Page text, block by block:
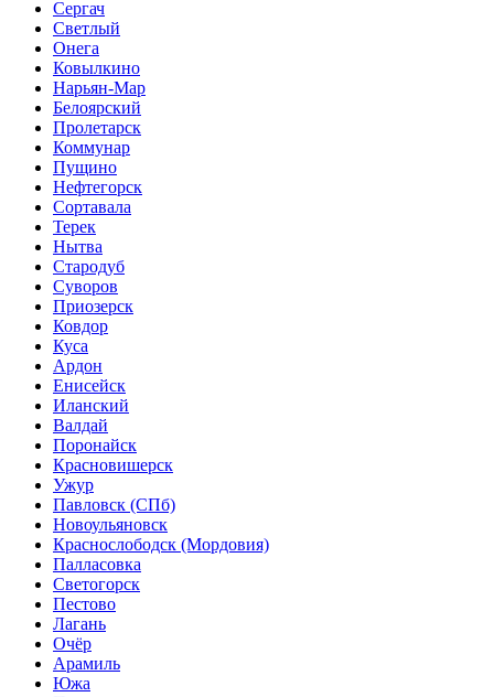
Сергач
Светлый
Онега
Ковылкино
Нарьян-Мар
Белоярский
Пролетарск
Коммунар
Пущино
Нефтегорск
Сортавала
Терек
Нытва
Стародуб
Суворов
Приозерск
Ковдор
Куса
Ардон
Енисейск
Иланский
Валдай
Поронайск
Красновишерск
Ужур
Павловск (СПб)
Новоульяновск
Краснослободск (Мордовия)
Палласовка
Светогорск
Пестово
Лагань
Очёр
Арамиль
Южа